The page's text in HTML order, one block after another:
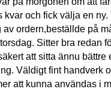
kvar och fick välja en
av ordern,beställde på
Sitter bra redan
att sitta ännu bättre
Väldigt fint handverk
att kunna användas i